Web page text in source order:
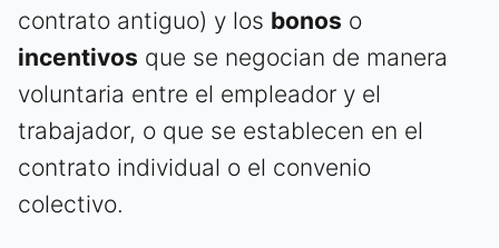
contrato antiguo) y los bonos o
incentivos que se negocian de manera
voluntaria entre el empleador y el
trabajador, o que se establecen en el
contrato individual o el convenio
colectivo.